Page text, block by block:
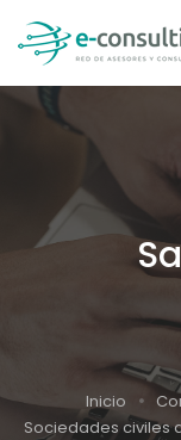
Inicio
Sociedades civiles